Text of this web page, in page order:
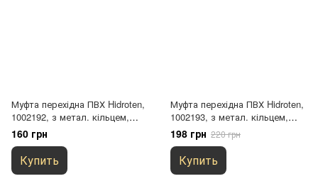
Муфта перехідна ПВХ Hidroten,
1002192, з метал. кільцем,
d32х1"
160 грн
Купить
Муфта перехідна ПВХ Hidroten,
1002193, з метал. кільцем,
d40х1 1/4"
198 грн 220 грн
Купить